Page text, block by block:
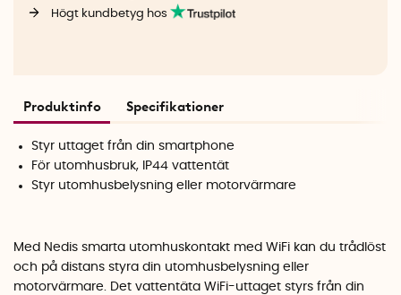
Högt kundbetyg hos
Produktinfo Specifikationer
Styr uttaget från din smartphone
För utomhusbruk, IP44 vattentät
Styr utomhusbelysning eller motorvärmare
Med Nedis smarta utomhuskontakt med WiFi kan du trådlöst
och på distans styra din utomhusbelysning eller
motorvärmare. Det vattentäta WiFi-uttaget styrs från din